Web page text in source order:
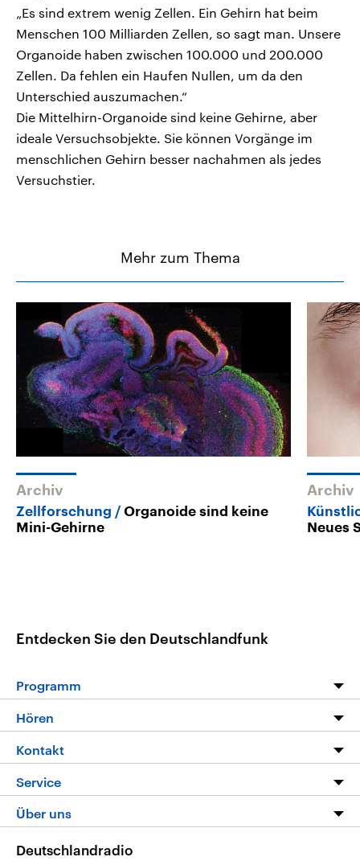
„Es sind extrem wenig Zellen. Ein Gehirn hat beim
Menschen 100 Milliarden Zellen, so sagt man. Unsere
Organoide haben zwischen 100.000 und 200.000
Zellen. Da fehlen ein Haufen Nullen, um da den
Unterschied auszumachen.“
Die Mittelhirn-Organoide sind keine Gehirne, aber
ideale Versuchsobjekte. Sie können Vorgänge im
menschlichen Gehirn besser nachahmen als jedes
Versuchstier.
Mehr zum Thema
Archiv
Zellforschung
Organoide sind keine
Mini-Gehirne
Archiv
Neues
Entdecken Sie den Deutschlandfunk
Programm
Die Nachrichten
Nachrichtenleicht
Neue Beiträge auf dlf.de
Hören
Livestream
Podcasts
Deutschlandfunk App
Nachrichten App
Kontakt
Service
FAQ
Veranstaltungen
Über uns
Deutschlandradio